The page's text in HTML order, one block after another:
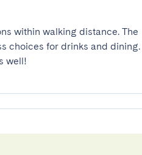
within walking distance. The
choices for drinks and dining.
well!